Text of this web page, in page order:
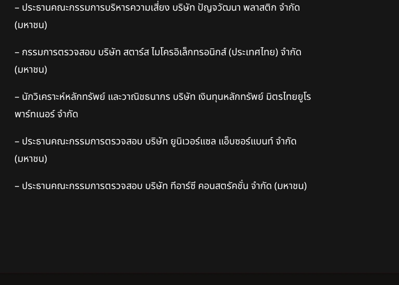
– ประธานคณะกรรมการบริหารความเสี่ยง บริษัท ปัญจวัฒนา พลาสติก จำกัด
(มหาชน)
– กรรมการตรวจสอบ บริษัท สตาร์ส ไมโครอิเล็กทรอนิกส์ (ประเทศไทย) จำกัด
(มหาชน)
– นักวิเคราะห์หลักทรัพย์ และวาณิชธนากร บริษัท เงินทุนหลักทรัพย์ มิตรไทยยูโร
พาร์ทเนอร์ จำกัด
– ประธานคณะกรรมการตรวจสอบ บริษัท ยูนิเวอร์แซล แอ็บซอร์แบนท์ จำกัด
(มหาชน)
– ประธานคณะกรรมการตรวจสอบ บริษัท ทีอาร์ซี คอนสตรัคชั่น จำกัด (มหาชน)